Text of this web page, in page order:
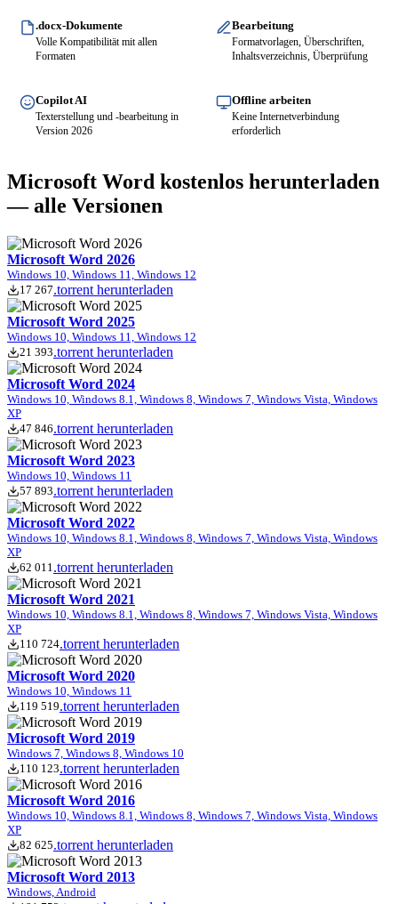
.docx-Dokumente
Volle Kompatibilität mit allen
Formaten
Bearbeitung
Formatvorlagen, Überschriften,
Inhaltsverzeichnis, Überprüfung
Copilot AI
Texterstellung und -bearbeitung in
Version 2026
Offline arbeiten
Keine Internetverbindung
erforderlich
Microsoft Word kostenlos herunterladen
— alle Versionen
Microsoft Word 2026
Windows 10, Windows 11, Windows 12
17 267.torrent herunterladen
Microsoft Word 2025
Windows 10, Windows 11, Windows 12
21 393.torrent herunterladen
Microsoft Word 2024
Windows 10, Windows 8.1, Windows 8, Windows 7, Windows Vista, Windows
XP
47 846.torrent herunterladen
Microsoft Word 2023
Windows 10, Windows 11
57 893.torrent herunterladen
Microsoft Word 2022
Windows 10, Windows 8.1, Windows 8, Windows 7, Windows Vista, Windows
XP
62 011 .torrent herunterladen
Microsoft Word 2021
Windows 10, Windows 8.1, Windows 8, Windows 7, Windows Vista, Windows
XP
110 724.torrent herunterladen
Microsoft Word 2020
Windows 10, Windows 11
119 519.torrent herunterladen
Microsoft Word 2019
Windows 7, Windows 8, Windows 10
110 123.torrent herunterladen
Microsoft Word 2016
Windows 10, Windows 8.1, Windows 8, Windows 7, Windows Vista, Windows
XP
82 625.torrent herunterladen
Microsoft Word 2013
Windows, Android